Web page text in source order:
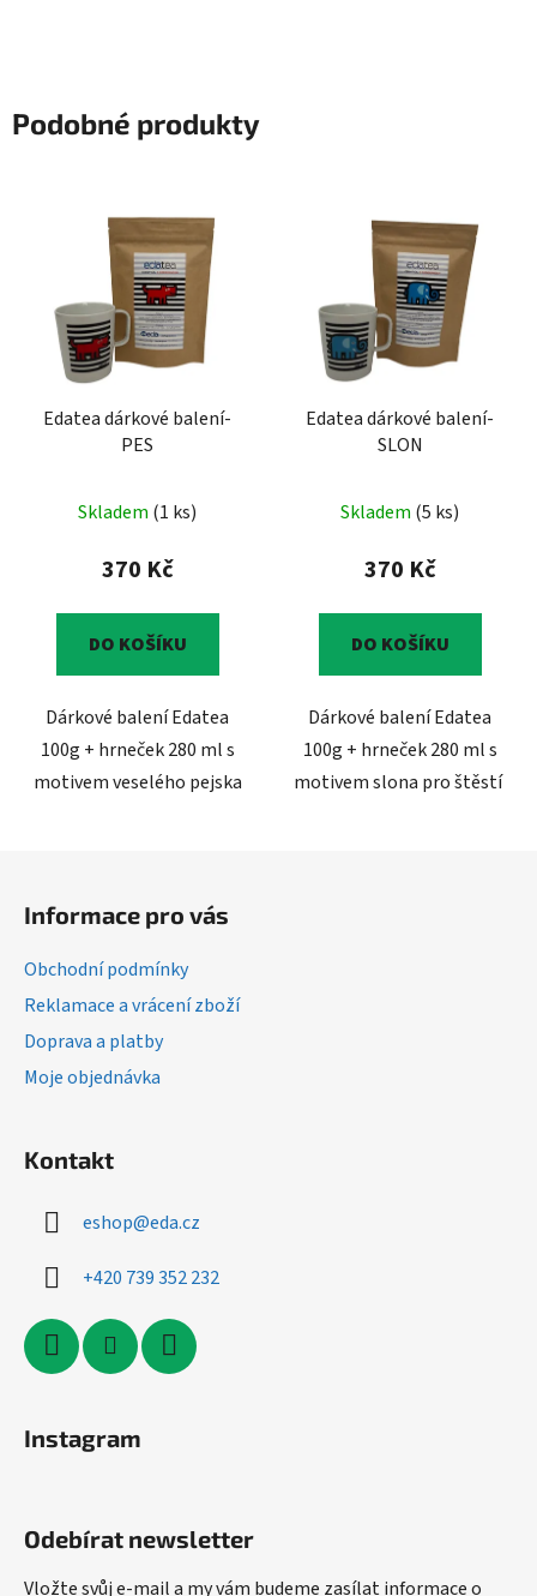
Podobné produkty
Edatea dárkové balení-
PES
Skladem (1 ks)
370 Kč
DO KOŠÍKU
Dárkové balení Edatea
100g + hrneček 280 ml s
motivem veselého pejska
Edatea dárkové balení-
SLON
Skladem (5 ks)
370 Kč
DO KOŠÍKU
Dárkové balení Edatea
100g + hrneček 280 ml s
motivem slona pro štěstí
Informace pro vás
Obchodní podmínky
Reklamace a vrácení zboží
Doprava a platby
Moje objednávka
Kontakt
eshop@eda.cz
+420 739 352 232
Instagram
Odebírat newsletter
Vložte svůj e-mail a my vám budeme zasílat informace o